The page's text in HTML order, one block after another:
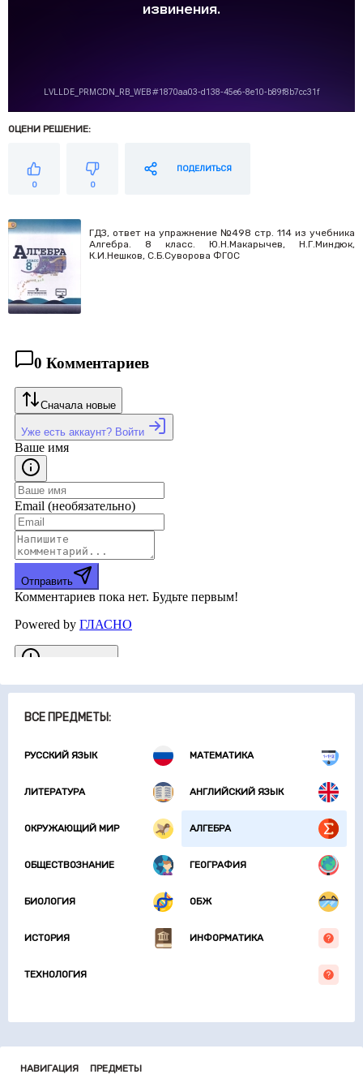
ВСЕ ПРЕДМЕТЫ:
РУССКИЙ ЯЗЫК МАТЕМАТИКА
ЛИТЕРАТУРА АНГЛИЙСКИЙ ЯЗЫК
ОКРУЖАЮЩИЙ МИР АЛГЕБРА
ОБЩЕСТВОЗНАНИЕ ГЕОГРАФИЯ
БИОЛОГИЯ ОБЖ
ИСТОРИЯ ИНФОРМАТИКА
ТЕХНОЛОГИЯ
ОЦЕНИ РЕШЕНИЕ:
0 0
ПОДЕЛИТЬСЯ
ГДЗ, ответ на упражнение №498 стр. 114 из учебника
Алгебра. 8 класс. Ю.Н.Макарычев, Н.Г.Миндюк,
К.И.Нешков, С.Б.Суворова ФГОС
НАВИГАЦИЯ ПРЕДМЕТЫ